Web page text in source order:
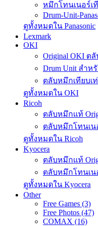
หมึกโทนเนอร์เที
Drum-Unit-
ดูทั้งหมดใน Panasonic
Lexmark
OKI
Original OKI ต
Drum Unit สำห
ตลับหมึกเทียบเ
ดูทั้งหมดใน OKI
Ricoh
ตลับหมึกแท้
ตลับหมึกโทนเน
ดูทั้งหมดใน Ricoh
Kyocera
ตลับหมึกแท้
ตลับหมึกโทนเน
ดูทั้งหมดใน Kyocera
Other
Free Games (3)
Free Photos (47)
COMAX (16)